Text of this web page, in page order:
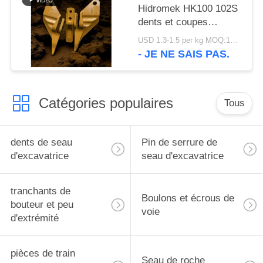
Hidromek HK100 102S
dents et coupes
latérales 810-10600
USD 1.3-1.5 per kg MOQ:100 pièces
- JE NE SAIS PAS.
Catégories populaires Tous
dents de seau
d'excavatrice
Pin de serrure de
seau d'excavatrice
tranchants de
bouteur et peu
d'extrémité
Boulons et écrous de
voie
pièces de train
Seau de roche